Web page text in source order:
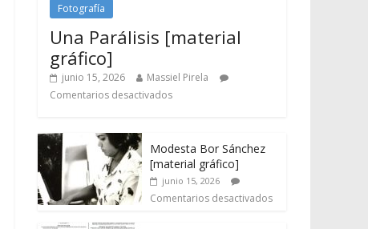
Fotografía
Una Parálisis [material
gráfico]
junio 15, 2026
Massiel Pirela
Comentarios desactivados
Modesta Bor Sánchez
[material gráfico]
junio 15, 2026
Comentarios desactivados